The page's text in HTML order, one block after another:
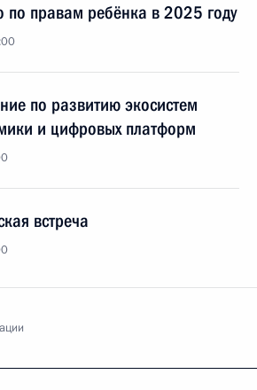
по правам ребёнка в 2025 году
по развитию экосистем
и цифровых платформ
встреча